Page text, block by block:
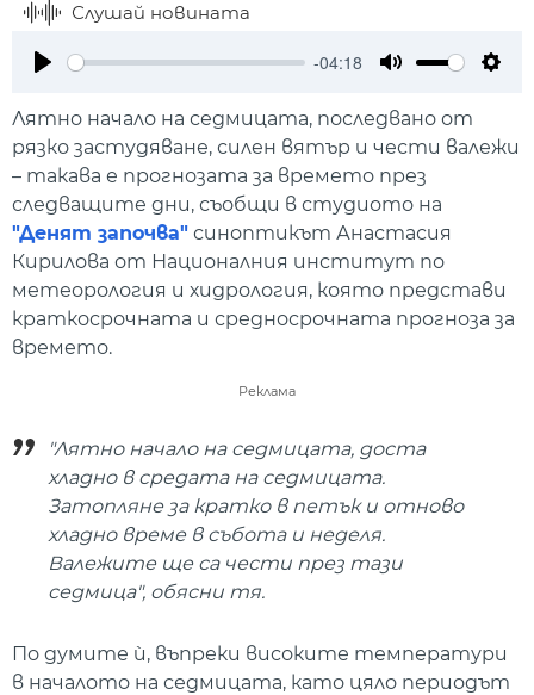
Слушай новината
-04:18
Лятно начало на седмицата, последвано от
рязко застудяване, силен вятър и чести валежи
– такава е прогнозата за времето през
следващите дни, съобщи в студиото на
"Денят започва" синоптикът Анастасия
Кирилова от Националния институт по
метеорология и хидрология, която представи
краткосрочната и средносрочната прогноза за
времето.
Реклама
"Лятно начало на седмицата, доста
хладно в средата на седмицата.
Затопляне за кратко в петък и отново
хладно време в събота и неделя.
Валежите ще са чести през тази
седмица", обясни тя.
По думите ѝ, въпреки високите температури
в началото на седмицата, като цяло периодът